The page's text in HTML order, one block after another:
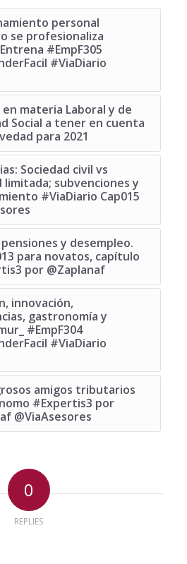
personal
se profesionaliza
#EmpF305
#ViaDiario
materia Laboral y de
Social a tener en cuenta
para 2021
Sociedad civil vs
limitada; subvenciones y
#ViaDiario Cap015
y desempleo.
para novatos, capítulo
por @Zaplanaf
innovación,
gastronomía y
#EmpF304
#ViaDiario
amigos tributarios
#Expertis3 por
@ViaAsesores
0
REPLIES